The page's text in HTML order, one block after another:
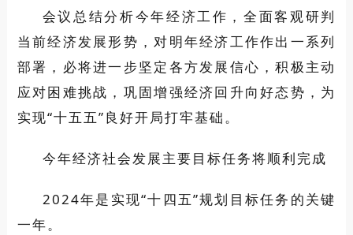
会议总结分析今年经济工作，全面客观研判
当前经济发展形势，对明年经济工作作出一系列
部署，必将进一步坚定各方发展信心，积极主动
应对困难挑战，巩固增强经济回升向好态势，为
实现“十五五”良好开局打牢基础。
今年经济社会发展主要目标任务将顺利完成
2024年是实现“十四五”规划目标任务的关键
一年。